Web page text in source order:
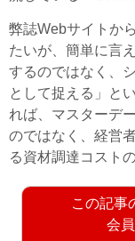
弊誌Webサイトか
たいが、簡単に言
するのではなく、
として捉える」と
れば、マスターデ
のではなく、経営
る資材調達コスト
この記事
会